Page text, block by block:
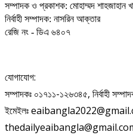
সম্পাদক ও প্রকাশক: মোহাম্মদ শাহজাহান
নির্বাহী সম্পাদক: নাসরিন আক্তার
রেজি নং - ডিএ ৬৪০৭
যোগাযোগ:
সম্পাদকঃ ০১৭১১-১২৬৩৪৫, নির্বাহী
ইমেইলঃ
thedailyeaibangla@gmail.com